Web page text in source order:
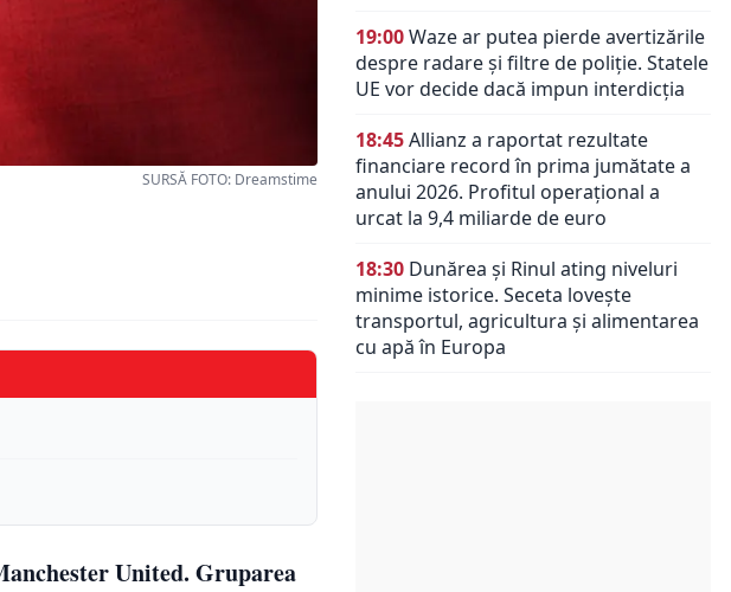
SURSĂ FOTO: Dreamstime
United. Gruparea
19:00Waze ar putea pierde avertizările
despre radare și filtre de poliție. Statele
UE vor decide dacă impun interdicția
18:45Allianz a raportat rezultate
financiare record în prima jumătate a
anului 2026. Profitul operațional a
urcat la 9,4 miliarde de euro
18:30 Dunărea și Rinul ating niveluri
minime istorice. Seceta lovește
transportul, agricultura și alimentarea
cu apă în Europa